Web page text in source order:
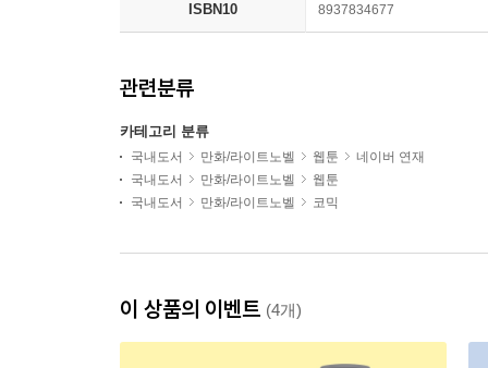
ISBN10 8937834677
관련분류
카테고리 분류
국내도서 만화/라이트노벨 웹툰
네이버 연재
국내도서
만화/라이트노벨
웹툰
국내도서
만화/라이트노벨 코믹
이 상품의 이벤트 (4개)